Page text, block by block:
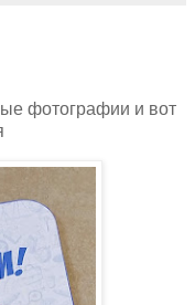
фотографии и вот